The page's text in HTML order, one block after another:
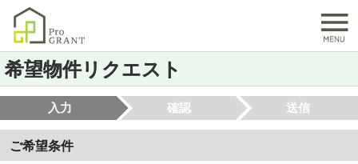
希望物件リクエスト
入力 確認 送信
ご希望条件